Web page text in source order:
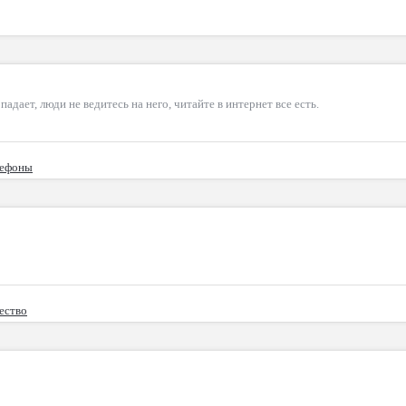
люди не ведитесь на него, читайте в интернет все есть.